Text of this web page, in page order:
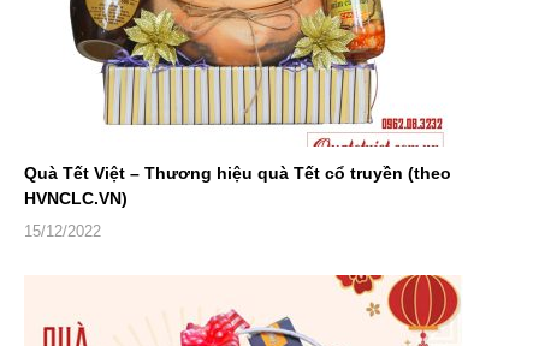
Quà Tết Việt – Thương hiệu quà Tết cổ truyền (theo
HVNCLC.VN)
15/12/2022